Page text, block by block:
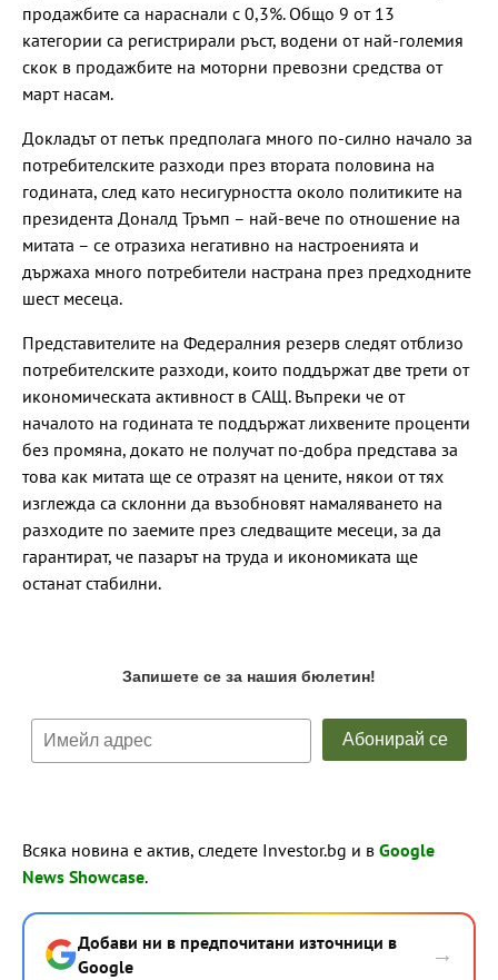
продажбите са нараснали с 0,3%. Общо 9 от 13
категории са регистрирали ръст, водени от най-големия
скок в продажбите на моторни превозни средства от
март насам.
Докладът от петък предполага много по-силно начало за
потребителските разходи през втората половина на
годината, след като несигурността около политиките на
президента Доналд Тръмп – най-вече по отношение на
митата – се отразиха негативно на настроенията и
държаха много потребители настрана през предходните
шест месеца.
Представителите на Федералния резерв следят отблизо
потребителските разходи, които поддържат две трети от
икономическата активност в САЩ. Въпреки че от
началото на годината те поддържат лихвените проценти
без промяна, докато не получат по-добра представа за
това как митата ще се отразят на цените, някои от тях
изглежда са склонни да възобновят намаляването на
разходите по заемите през следващите месеци, за да
гарантират, че пазарът на труда и икономиката ще
останат стабилни.
Всяка новина е актив, следете Investor.bg и в Google
News Showcase.
Добави ни в предпочитани източници в
Google
→